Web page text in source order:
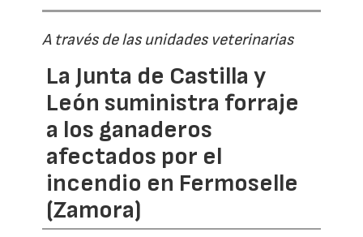
A través de las unidades veterinarias
La Junta de Castilla y
León suministra forraje
a los ganaderos
afectados por el
incendio en Fermoselle
(Zamora)